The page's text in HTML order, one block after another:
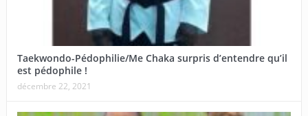
Taekwondo-Pédophilie/Me Chaka surpris d’entendre qu’il
est pédophile !
décembre 22, 2021